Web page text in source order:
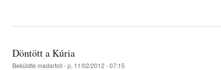
Döntött a Kúria
Beküldte madartoll - p, 11/02/2012 - 07:15